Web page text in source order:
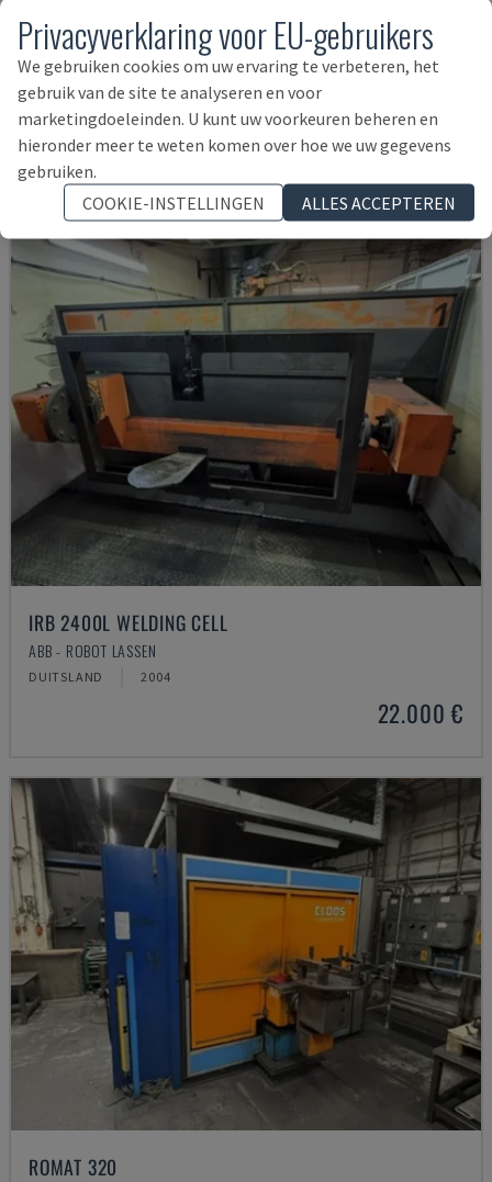
TRANSSTEEL 4000 PULSE WELDING CELL
FRONIUS - ROBOT LASSEN
DUITSLAND
IRB 2400L WELDING CELL
ABB - ROBOT LASSEN
DUITSLAND 2004
22.000 €
ROMAT 320
Privacyverklaring voor EU-gebruikers
We gebruiken cookies om uw ervaring te verbeteren, het
gebruik van de site te analyseren en voor
marketingdoeleinden. U kunt uw voorkeuren beheren en
hieronder meer te weten komen over hoe we uw gegevens
gebruiken.
COOKIE-INSTELLINGEN
ALLES ACCEPTEREN